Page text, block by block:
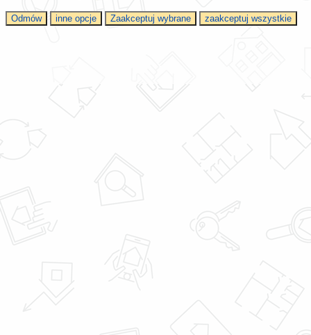
Odmów inne opcje Zaakceptuj wybrane zaakceptuj wszystkie